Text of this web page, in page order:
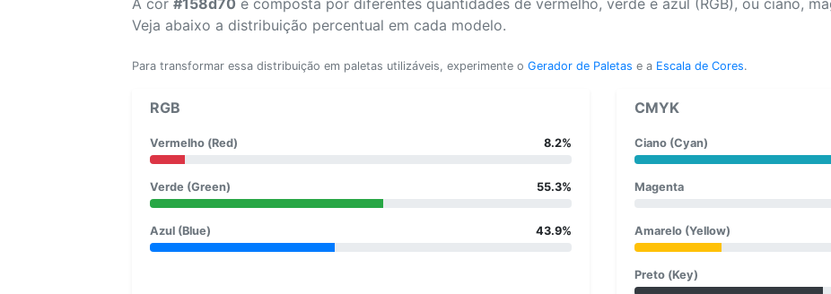
Veja abaixo a distribuição percentual em cada modelo.
Para transformar essa distribuição em paletas utilizáveis, experimente o Gerador de Paletas e a Escala de Cores.
RGB
Vermelho (Red) 8.2%
Verde (Green) 55.3%
Azul (Blue) 43.9%
CMYK
Ciano (Cyan)
Magenta
Amarelo (Yellow)
Preto (Key)